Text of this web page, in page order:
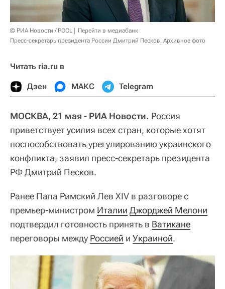
© РИА Новости / POOL
Перейти в медиабанк
Пресс-секретарь президента России Дмитрий Песков. Архивное фото
Читать ria.ru в
Дзен МАКС Telegram
МОСКВА, 21 мая - РИА Новости. Россия
приветствует усилия всех стран, которые хотят
поспособствовать урегулированию украинского
конфликта, заявил пресс-секретарь президента
РФ Дмитрий Песков.
Ранее Папа Римский Лев XIV в разговоре с
премьер-министром Италии Джорджей Мелони
подтвердил готовность принять в Ватикане
переговоры между Россией и Украиной.